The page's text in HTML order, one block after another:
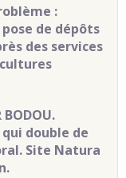
:
de dépôts
des services
BODOU.
double de
Site Natura